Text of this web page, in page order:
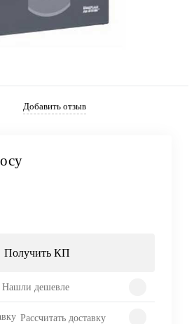
Добавить отзыв
Получить КП
Нашли дешевле
Рассчитать доставку